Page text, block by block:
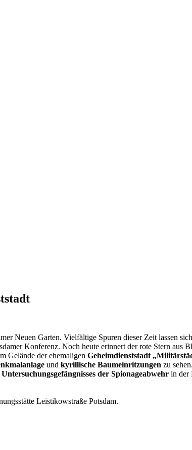
Neuen Garten. Vielfältige Spuren dieser Zeit lassen
Konferenz. Noch heute erinnert der rote Stern aus
Gelände der ehemaligen Geheimdienststadt
und kyrillische Baumeinritzungen zu
Untersuchungsgefängnisses der Spionageabwehr in der
Leistikowstraße Potsdam.